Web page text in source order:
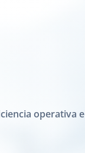
operativa e